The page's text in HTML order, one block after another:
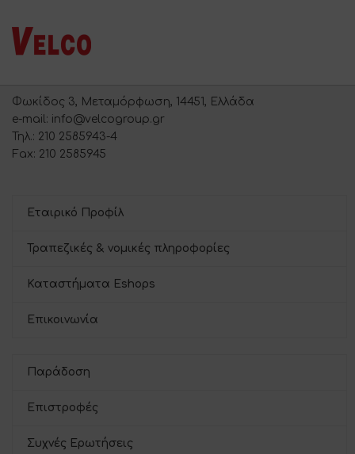
Φωκίδος 3, Μεταμόρφωση, 14451, Ελλάδα
e-mail: info@velcogroup.gr
Τηλ.: 210 2585943-4
Fax: 210 2585945
Εταιρικό Προφίλ
Τραπεζικές & νομικές πληροφορίες
Καταστήματα Eshops
Επικοινωνία
Παράδοση
Επιστροφές
Συχνές Ερωτήσεις